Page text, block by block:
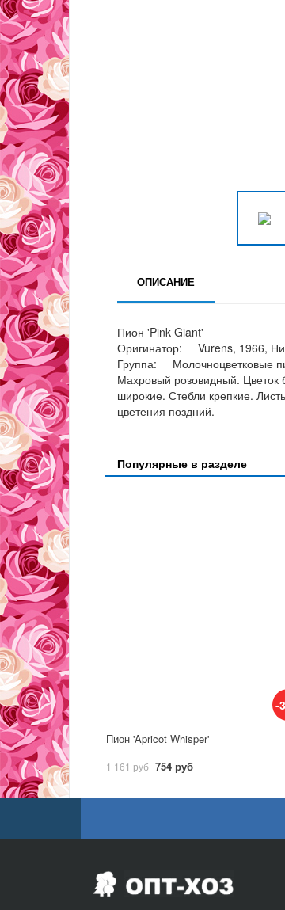
ОПИСАНИЕ
Пион 'Pink Giant'
Оригинатор: Vurens, 1966,
Группа: Молочноцветковые
Махровый розовидный. Цветок
широкие. Стебли крепкие.
цветения поздний.
Популярные в разделе
-
Пион 'Apricot Whisper'
1 161 руб 754 руб